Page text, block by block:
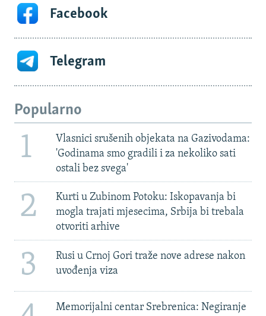
Facebook
Telegram
Popularno
1
Vlasnici srušenih objekata na Gazivodama:
'Godinama smo gradili i za nekoliko sati
ostali bez svega'
2
Kurti u Zubinom Potoku: Iskopavanja bi
mogla trajati mjesecima, Srbija bi trebala
otvoriti arhive
3
Rusi u Crnoj Gori traže nove adrese nakon
uvođenja viza
Memorijalni centar Srebrenica: Negiranje